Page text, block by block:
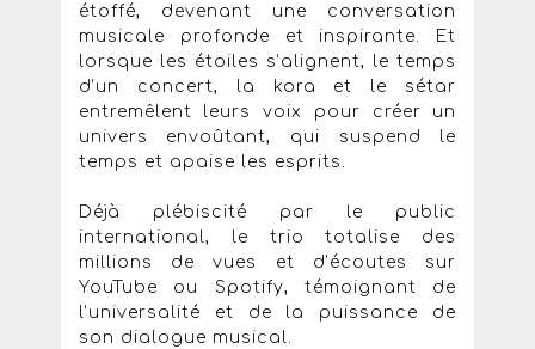
étoffé, devenant une conversation
musicale profonde et inspirante. Et
lorsque les étoiles s’alignent, le temps
d’un concert, la kora et le sétar
entremêlent leurs voix pour créer un
univers envoûtant, qui suspend le
temps et apaise les esprits.
Déjà plébiscité par le public
international, le trio totalise des
millions de vues et d’écoutes sur
YouTube ou Spotify, témoignant de
l’universalité et de la puissance de
son dialogue musical.